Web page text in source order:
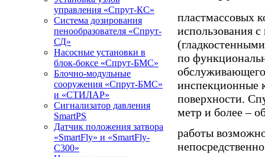
управления «Спрут-КС»
Система дозирования
пенообразователя «Спрут-
СД»
Насосные установки в
блок-боксе «Спрут-БМС»
Блочно-модульные
сооружения «Спрут-БМС»
и «СТИЛАР»
Сигнализатор давления
SmartPS
Датчик положения затвора
«SmartFly» и «SmartFly-
С300»
пластмассовых
использования
по
инспекционные
поверхности.
метр и более –
работы